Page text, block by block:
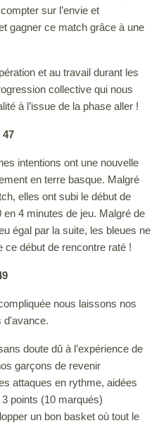
sur l’envie et
gagner ce match grâce à une
et au travail durant les
collective qui nous
à l’issue de la phase aller !
47
intentions ont une nouvelle
en terre basque. Malgré
elles ont subi le début de
4 minutes de jeu. Malgré de
égal par la suite, les bleues ne
ce début de rencontre raté !
nous laissons nos
d'avance.
doute dû à l’expérience de
garçons de revenir
attaques en rythme, aidées
points (10 marqués)
un bon basket où tout le